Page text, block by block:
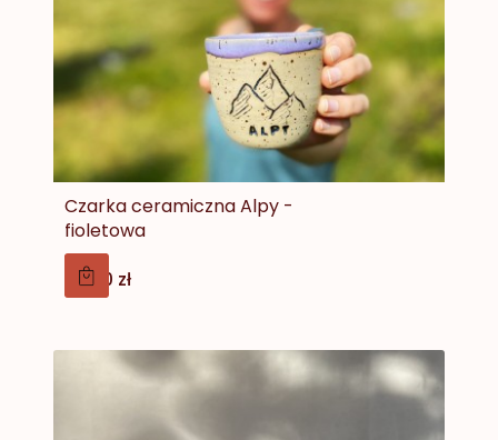
Czarka ceramiczna Alpy -
fioletowa
Cena
75,00 zł